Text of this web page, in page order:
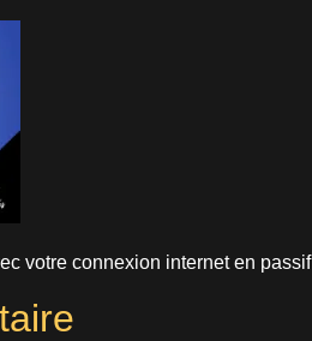
votre connexion internet en passif